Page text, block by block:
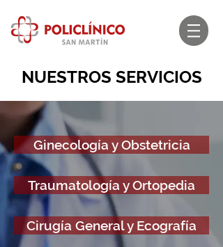
NUESTROS SERVICIOS
Ginecología y Obstetricia
Traumatología y Ortopedia
Cirugía General y Ecografía